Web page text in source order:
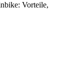
Vorteile,